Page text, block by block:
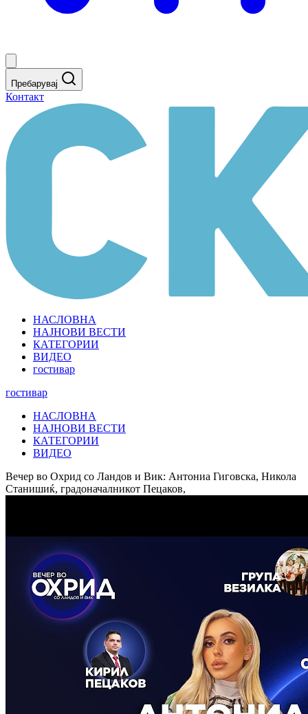
Пребарувај
Контакт
НАСЛОВНА
НАЈНОВИ ВЕСТИ
КАТЕГОРИИ
ВИДЕО
гостивар
гостивар
НАСЛОВНА
НАЈНОВИ ВЕСТИ
КАТЕГОРИИ
ВИДЕО
Вечер во Охрид со Ландов и Вик: Антониа Гиговска, Никола
Станишиќ, градоначалникот Пецаков,